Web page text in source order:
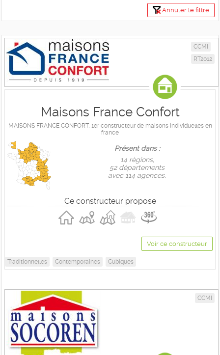
Annuler le filtre
CCMI
RT2012
Maisons France Confort
MAISONS FRANCE CONFORT, 1er constructeur de maisons individuelles en
france
Présent dans :
14 règions,
52 départements
avec 114 agences.
Ce constructeur propose
Voir ce constructeur
Traditionnelles Contemporaines Cubiques
CCMI